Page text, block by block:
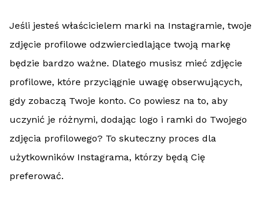
Jeśli jesteś właścicielem marki na Instagramie, twoje
zdjęcie profilowe odzwierciedlające twoją markę
będzie bardzo ważne. Dlatego musisz mieć zdjęcie
profilowe, które przyciągnie uwagę obserwujących,
gdy zobaczą Twoje konto. Co powiesz na to, aby
uczynić je różnymi, dodając logo i ramki do Twojego
zdjęcia profilowego? To skuteczny proces dla
użytkowników Instagrama, którzy będą Cię
preferować.